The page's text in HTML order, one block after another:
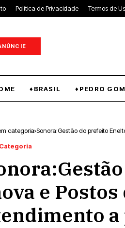
Política de Privacidade Termos de
♦BRASIL ♦PEDRO
categoria Sonora:Gestão do prefeito
e
a